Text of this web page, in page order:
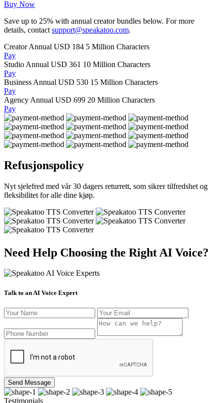
Buy Now
Save up to 25% with annual creator bundles below. For more
details, contact support@speakatoo.com.
Creator Annual USD 184 5 Million Characters
Pay
Studio Annual USD 361 10 Million Characters
Pay
Business Annual USD 530 15 Million Characters
Pay
Agency Annual USD 699 20 Million Characters
Pay
Refusjonspolicy
Nyt sjelefred med vår 30 dagers returrett, som sikrer tilfredshet og
fleksibilitet for alle dine kjøp.
Need Help Choosing the Right AI Voice?
Talk to an AI Voice Expert
Send Message
Testimonials